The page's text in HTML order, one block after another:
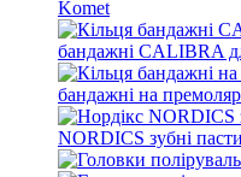
Komet
бандажні CALIBRA
бандажні на
NORDICS зубні